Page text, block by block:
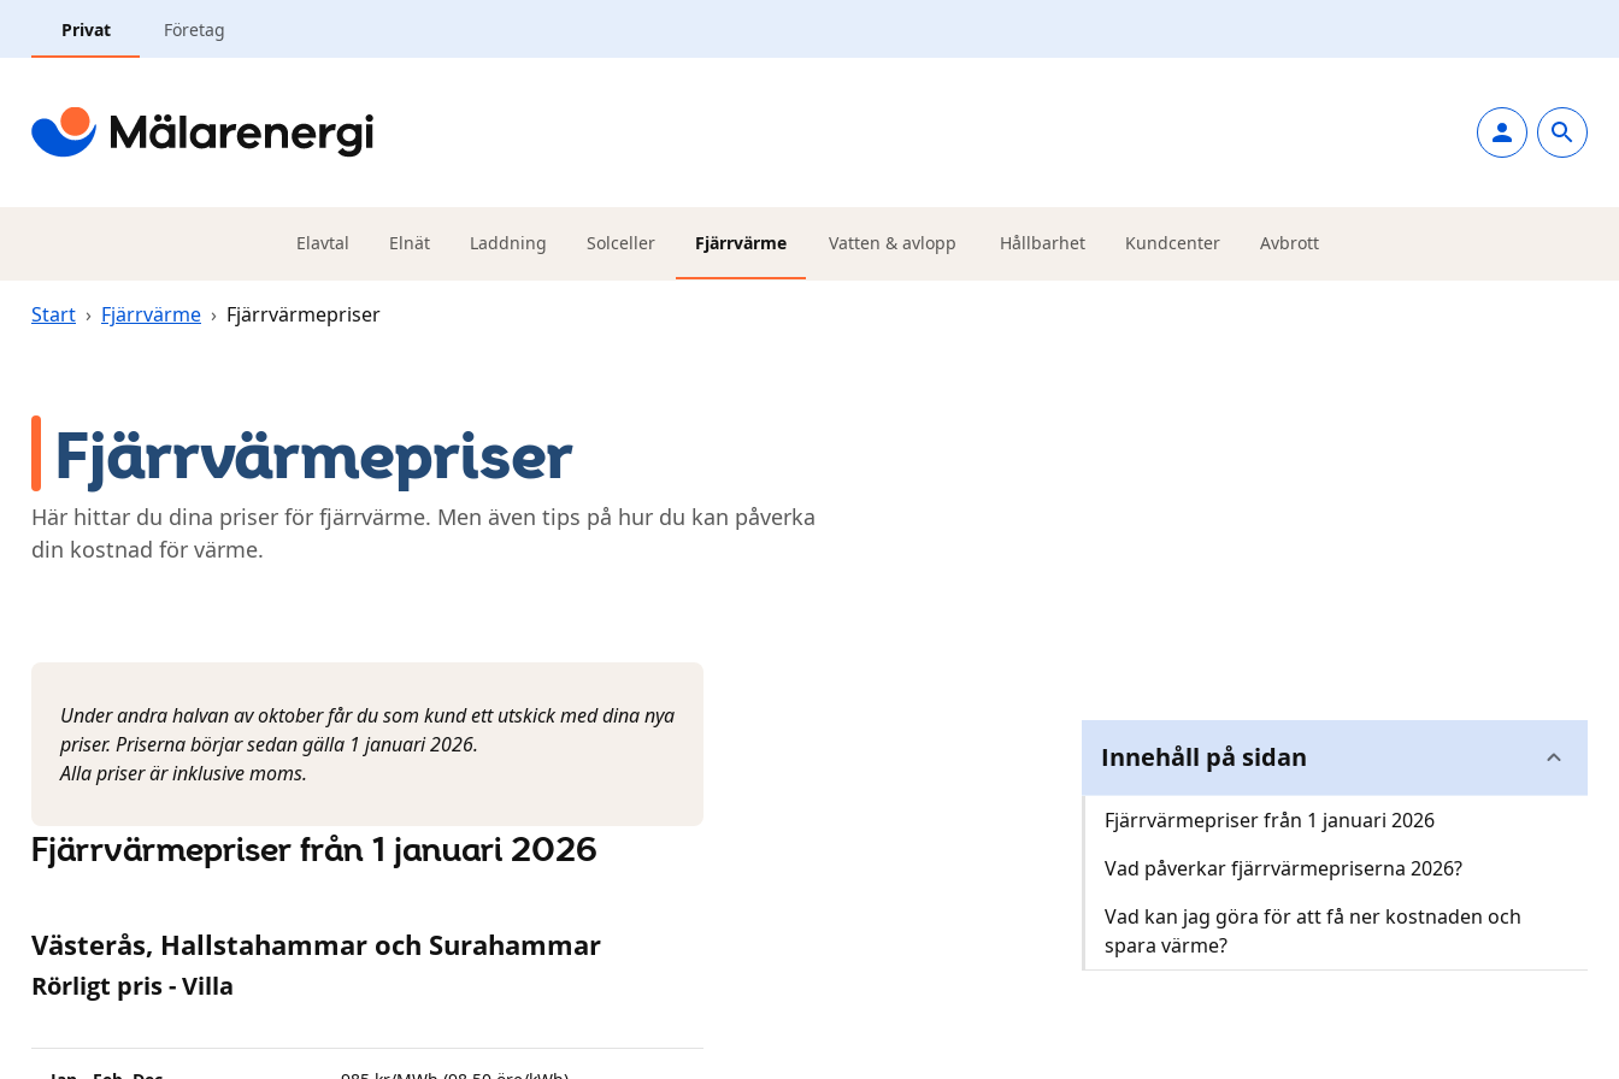
Privat Företag
Elavtal Elnät Laddning Solceller Fjärrvärme Vatten & avlopp Hållbarhet Kundcenter Avbrott
Start › Fjärrvärme › Fjärrvärmepriser
Fjärrvärmepriser
Här hittar du dina priser för fjärrvärme. Men även tips på hur du kan påverka
din kostnad för värme.
Innehåll på sidan
Fjärrvärmepriser från 1 januari 2026
Vad påverkar fjärrvärmepriserna 2026?
Vad kan jag göra för att få ner kostnaden och
spara värme?
Under andra halvan av oktober får du som kund ett utskick med dina nya
priser. Priserna börjar sedan gälla 1 januari 2026.
Alla priser är inklusive moms.
Fjärrvärmepriser från 1 januari 2026
Västerås, Hallstahammar och Surahammar
Rörligt pris - Villa